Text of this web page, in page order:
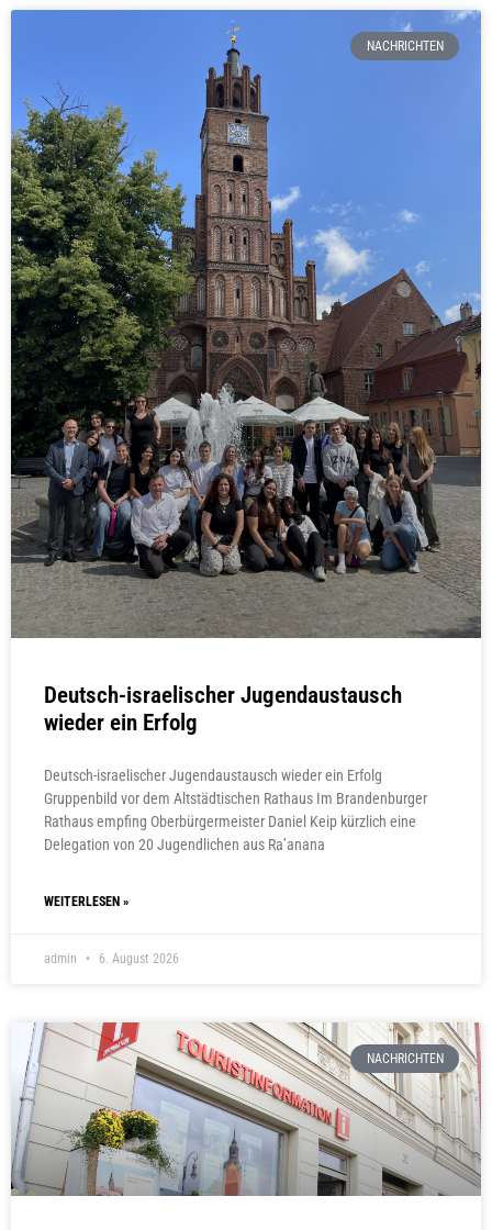
NACHRICHTEN
Deutsch-israelischer Jugendaustausch
wieder ein Erfolg
Deutsch-israelischer Jugendaustausch wieder ein Erfolg
Gruppenbild vor dem Altstädtischen Rathaus Im Brandenburger
Rathaus empfing Oberbürgermeister Daniel Keip kürzlich eine
Delegation von 20 Jugendlichen aus Ra’anana
WEITERLESEN »
admin 6. August 2026
NACHRICHTEN